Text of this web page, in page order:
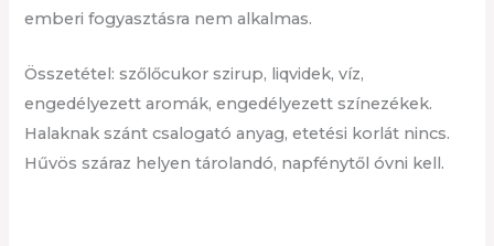
emberi fogyasztásra nem alkalmas.
Összetétel: szőlőcukor szirup, liqvidek, víz,
engedélyezett aromák, engedélyezett színezékek.
Halaknak szánt csalogató anyag, etetési korlát nincs.
Hűvös száraz helyen tárolandó, napfénytől óvni kell.